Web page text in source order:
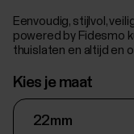
Eenvoudig, stijlvol,
powered by Fidesmo
thuislaten en altijd en
Kies je maat
22mm